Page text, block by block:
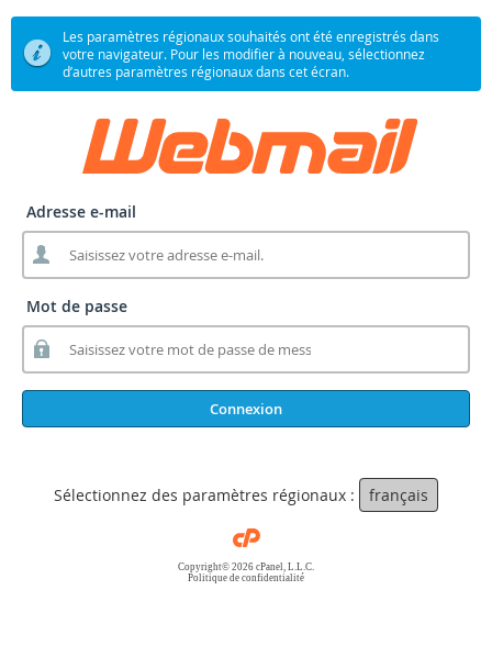
Les paramètres régionaux souhaités ont été enregistrés dans
votre navigateur. Pour les modifier à nouveau, sélectionnez
d’autres paramètres régionaux dans cet écran.
Adresse e-mail
Mot de passe
Connexion
Sélectionnez des paramètres régionaux : français
Copyright© 2026 cPanel, L.L.C.
Politique de confidentialité